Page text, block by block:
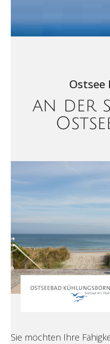
Ostsee
an der
Sie möchten Ihre